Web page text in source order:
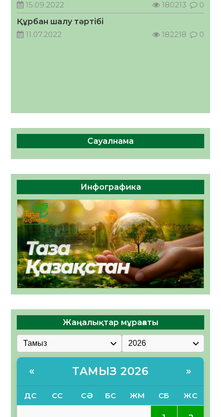
ҚОСЫЛҒАН ҮЛЕС
05.08.2026
15.09.2022
180213
0
Құрбан шалу тәртібі
11.07.2022
182218 0
Сауалнама
Инфографика
Жаңалықтар мұрағаты
« ТАМЫЗ 2026 »
ДС СС СӘ БС ЖМ СБ ЖС